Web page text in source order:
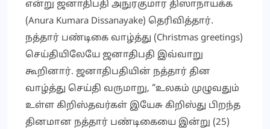
என்று ஜனாதிபதி அநுரகுமார திஸாநாயக்க
(Anura Kumara Dissanayake) தெரிவித்தார்.
நத்தார் பண்டிகை வாழ்த்து (Christmas greetings)
செய்தியிலேயே ஜனாதிபதி இவ்வாறு
கூறினார். ஜனாதிபதியின் நத்தார் தின
வாழ்த்து செய்தி வருமாறு, “உலகம் முழுவதும்
உள்ள கிறிஸ்தவர்கள் இயேசு கிறிஸ்து பிறந்த
தினமான நத்தார் பண்டிகையை இன்று (25)